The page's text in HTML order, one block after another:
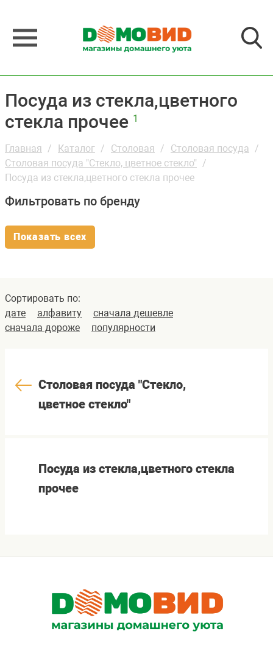
Посуда из стекла,цветного
стекла прочее 1
Главная Каталог Столовая
Столовая посуда
Столовая посуда "Стекло, цветное стекло"
Посуда из стекла,цветного стекла прочее
Фильтровать по бренду
Показать всех
Сортировать по:
дате
алфавиту
сначала дешевле
сначала дороже
популярности
Столовая посуда "Стекло,
цветное стекло"
Посуда из стекла,цветного стекла
прочее